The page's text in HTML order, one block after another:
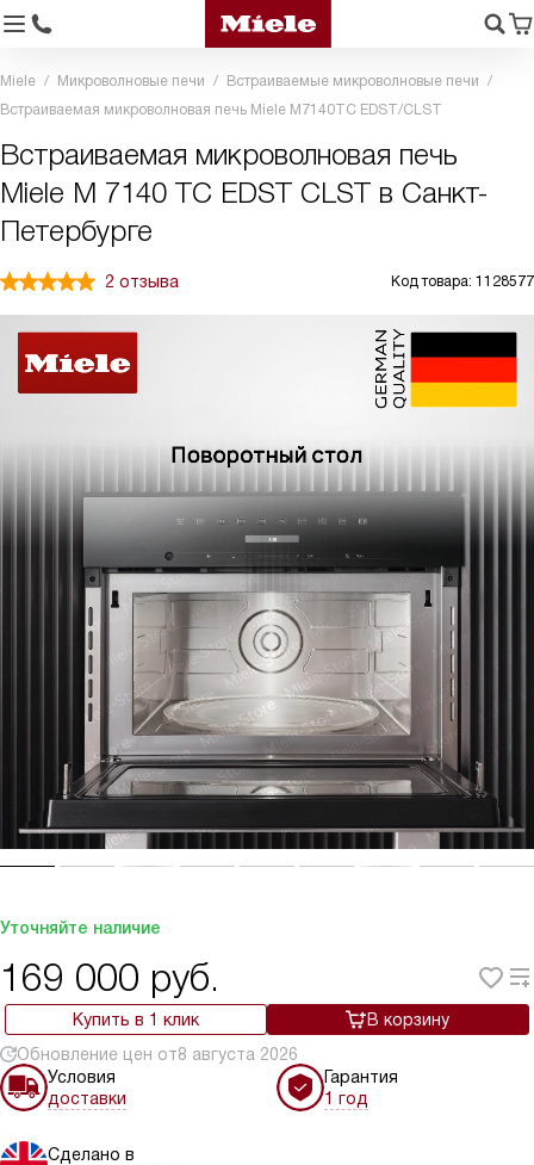
Miele Микроволновые печи
Встраиваемые микроволновые печи
Встраиваемая микроволновая печь Miele M7140TC EDST/CLST
Встраиваемая микроволновая печь
Miele M 7140 TC EDST CLST в Санкт-
Петербурге
2 отзыва Код товара: 1128577
Уточняйте наличие
169 000 руб.
Купить в 1 клик
В корзину
Обновление цен от8 августа 2026
Условия
доставки
Гарантия
1 год
Сделано в